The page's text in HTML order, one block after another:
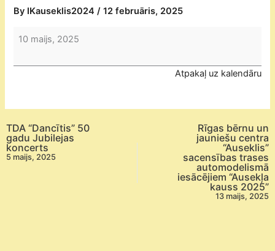
By IKauseklis2024/12 februāris, 2025
Stendes
10 maijs, 2025
Atpakaļ uz kalendāru
TDA “Dancītis” 50
gadu Jubilejas
koncerts
5 maijs, 2025
Rīgas bērnu un
jauniešu centra
“Auseklis”
sacensības trases
automodelismā
iesācējiem “Ausekļa
kauss 2025”
13 maijs, 2025